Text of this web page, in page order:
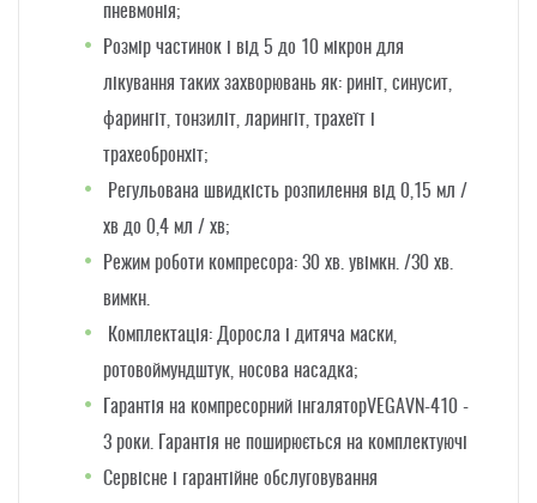
пневмонія;
Розмір частинок і від 5 до 10 мікрон для
лікування таких захворювань як: риніт, синусит,
фарингіт, тонзиліт, ларингіт, трахеїт і
трахеобронхіт;
Регульована швидкість розпилення від 0,15 мл /
хв до 0,4 мл / хв;
Режим роботи компресора: 30 хв. увімкн. /30 хв.
вимкн.
Комплектація: Доросла і дитяча маски,
ротовоймундштук, носова насадка;
Гарантія на компресорний інгаляторVEGAVN-410 -
3 роки.
Гарантія не поширюється на комплектуючі
Сервісне і гарантійне обслуговування